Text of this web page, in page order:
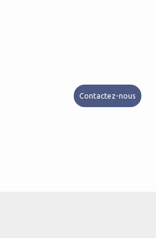
Contactez-nous